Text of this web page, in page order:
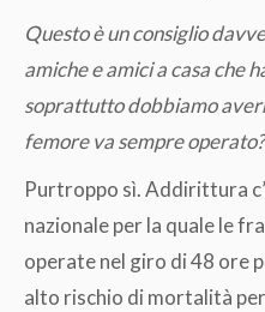
Questo è un consiglio
amiche e amici a casa che
soprattutto dobbiamo
femore va sempre operato?
Purtroppo sì. Addirittura
nazionale per la quale le
operate nel giro di 48 ore
alto rischio di mortalità